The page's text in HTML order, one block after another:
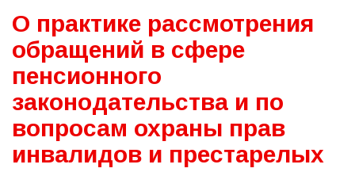
О практике рассмотрения
обращений в сфере
пенсионного
законодательства и по
вопросам охраны прав
инвалидов и престарелых